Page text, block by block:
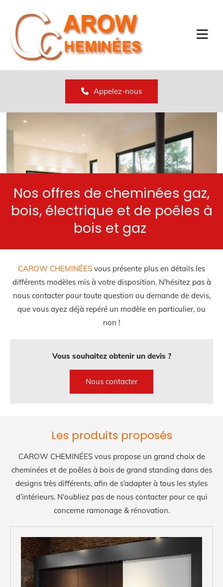
Appelez-nous
Nos offres de cheminées gaz,
bois, électrique et de poêles à
bois et gaz
CAROW CHEMINÉES vous présente plus en détails les
différents modèles mis à votre disposition. N'hésitez pas à
nous contacter pour toute question ou demande de devis,
que vous ayez déjà repéré un modèle en particulier, ou
non !
Vous souhaitez obtenir un devis ?
Nous contacter
Les produits proposés
CAROW CHEMINÉES vous propose un grand choix de
cheminées et de poêles à bois de grand standing dans des
designs très différents, afin de s’adapter à tous les styles
d’intérieurs. N'oubliez pas de nous contacter pour ce qui
concerne ramonage & rénovation.